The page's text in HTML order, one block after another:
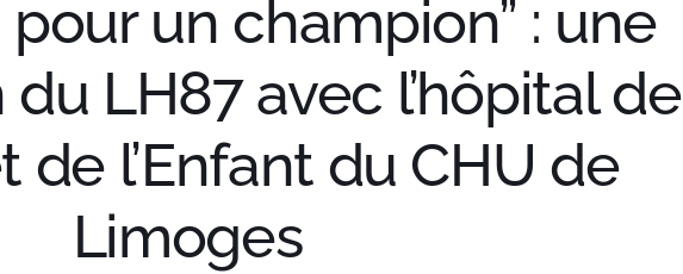
pour un champion” : une
LH87 avec l’hôpital de
de l’Enfant du CHU de
Limoges